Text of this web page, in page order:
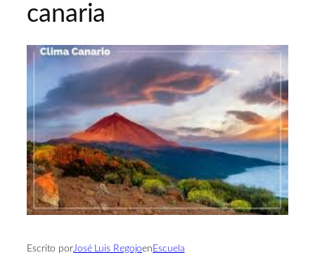
canaria
Escrito porJosé Luis Regojoen Escuela